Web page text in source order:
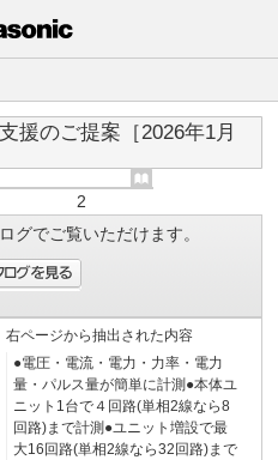
援のご提案［2026年1月
2
グでご覧いただけます。
右ページから抽出された内容
●電圧・電流・電力・力率・電力
量・パルス量が簡単に計測●本体ユ
ニット1台で４回路(単相2線なら8
回路)まで計測●ユニット増設で最
大16回路(単相2線なら32回路)まで